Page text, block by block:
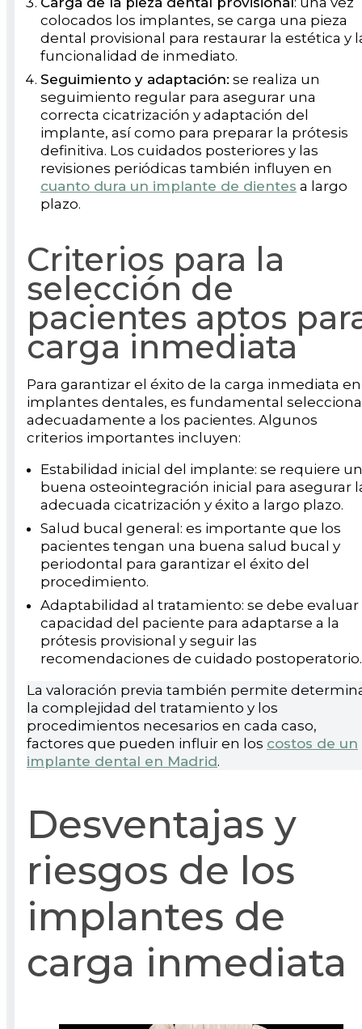
colocados los implantes, se carga una pieza
dental provisional para restaurar la estética y
funcionalidad de inmediato.
Seguimiento y adaptación: se realiza un
seguimiento regular para asegurar una
correcta cicatrización y adaptación del
implante, así como para preparar la prótesis
definitiva. Los cuidados posteriores y las
revisiones periódicas también influyen en
cuanto dura un implante de dientes a largo
plazo.
Criterios para la
selección de
pacientes aptos
carga inmediata
Para garantizar el éxito de la carga inmediata en
implantes dentales, es fundamental
adecuadamente a los pacientes. Algunos
criterios importantes incluyen:
Estabilidad inicial del implante: se requiere
buena osteointegración inicial para asegurar
adecuada cicatrización y éxito a largo plazo.
Salud bucal general: es importante que los
pacientes tengan una buena salud bucal y
periodontal para garantizar el éxito del
procedimiento.
Adaptabilidad al tratamiento: se debe evaluar
capacidad del paciente para adaptarse a la
prótesis provisional y seguir las
recomendaciones de cuidado postoperatorio.
La valoración previa también permite
la complejidad del tratamiento y los
procedimientos necesarios en cada caso,
factores que pueden influir en los costos de un
implante dental en Madrid.
Desventajas y
riesgos de los
implantes de
carga inmediata